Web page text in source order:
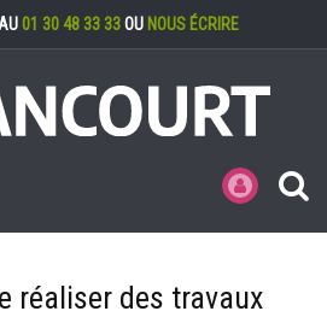
01 30 48 33 33OU NOUS ÉCRIRE
MES
réaliser des travaux